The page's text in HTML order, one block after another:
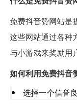
免费抖音赞网站是
这些网站通过各种
与小游戏来奖励用
如何利用免费抖音
选择一个信誉